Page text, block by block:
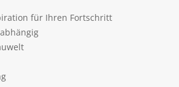
für Ihren Fortschritt